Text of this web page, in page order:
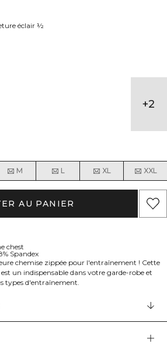
éclair ½
+2
M L XL XXL
AU PANIER
chest
Spandex
chemise zippée pour l'entraînement ! Cette
un indispensable dans votre garde-robe et
types d'entraînement.
Le matériau possède une bonne
est présent sur la poitrine.
et porte une taille XS. Disponible en plusieurs